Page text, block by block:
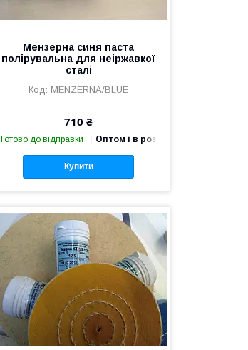
Мензерна синя паста
полірувальна для неіржавкої
сталі
MENZERNA/BLUE
710 ₴
Готово до відправки Оптом і в роздріб
Купити